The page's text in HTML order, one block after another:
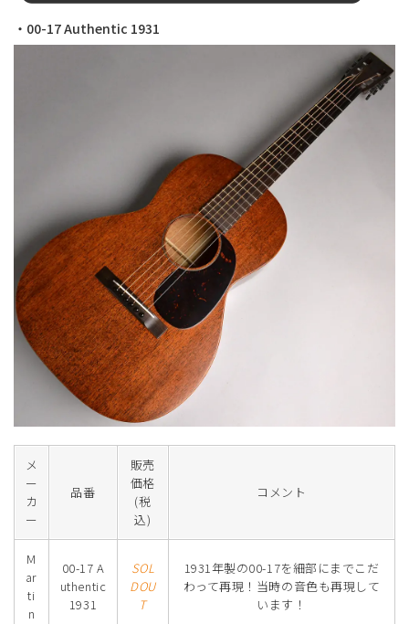
・00-17 Authentic 1931
メ
ー
カ
ー
品番
販売
価格
(税
込)
コメント
M
ar
ti
n
00-17 A
uthentic
1931
SOL
DOU
T
1931年製の00-17を細部にまでこだ
わって再現！当時の音色も再現して
います！